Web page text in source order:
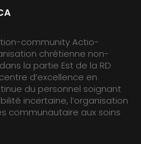
community Actio-
chrétienne non-
la partie Est de la RD
d’excellence en
du personnel soignant
incertaine, l’organisation
communautaire aux soins